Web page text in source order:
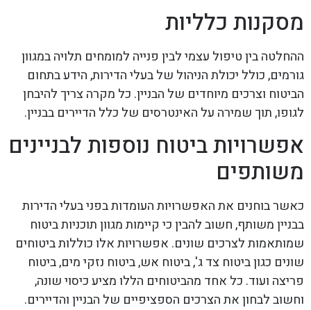
מסקנות כלליות
ההחלטה בין טיפול עצמי לבין פנייה למומחים תלויה במגוון
גורמים, כולל יכולת הניהול של בעלי הדירות, הידע בתחום
הביטוח וצרכים מיוחדים של הבניין. כל מקרה צריך להיבחן
לגופו, תוך שמירה על האינטרסים של כלל הדיירים בבניין.
אפשרויות ביטוח נוספות לבניינים
משותפים
כאשר בוחנים את האפשרויות העומדות בפני בעלי הדירות
בבניין משותף, חשוב להבין כי קיימות מגוון תוכניות ביטוח
שמותאמות לצרכים שונים. אפשרויות אלו כוללות ביטוחים
שונים כגון ביטוח צד ג', ביטוח אש, ביטוח נזקי מים, ביטוח
פריצה ועוד. כל אחד מהביטוחים הללו מציע כיסוי שונה,
וחשוב לבחון את הצרכים הספציפיים של הבניין והדיירים.